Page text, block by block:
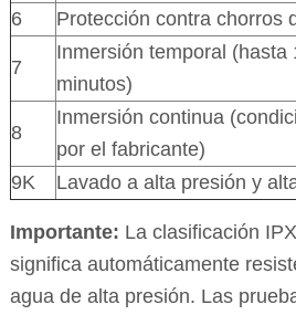
6
Protección contra chorros
7
Inmersión temporal (hasta
minutos)
8
Inmersión continua
por el fabricante)
9K
Lavado a alta presión y
Importante: La clasificación
significa automáticamente
agua de alta presión. Las